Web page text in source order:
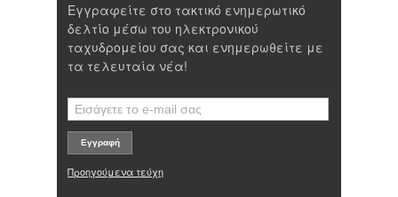
Εγγραφείτε στο τακτικό ενημερωτικό
δελτίο μέσω του ηλεκτρονικού
ταχυδρομείου σας και ενημερωθείτε με
τα τελευταία νέα!
Προηγούμενα τεύχη